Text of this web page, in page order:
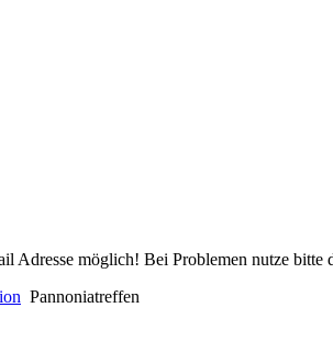
Adresse möglich! Bei Problemen nutze
Pannoniatreffen